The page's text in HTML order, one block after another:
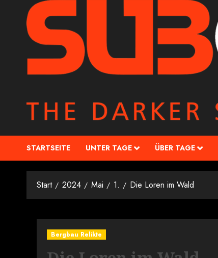
STARTSEITE UNTER TAGE ÜBER TAGE
Start 2024 Mai 1. Die Loren im Wald
Bergbau Relikte